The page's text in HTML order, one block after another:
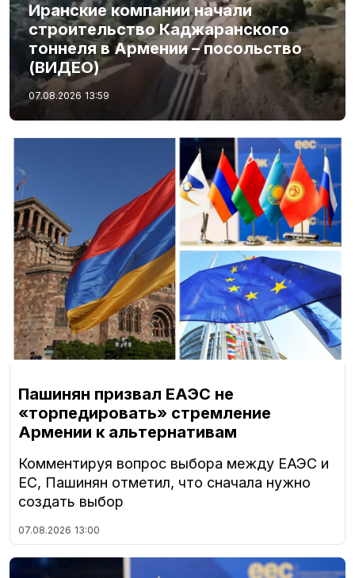
Иранские компании начали
строительство Каджаранского
тоннеля в Армении – посольство
(ВИДЕО)
07.08.2026 13:59
Пашинян призвал ЕАЭС не
«торпедировать» стремление
Армении к альтернативам
Комментируя вопрос выбора между ЕАЭС и
ЕС, Пашинян отметил, что сначала нужно
создать выбор
07.08.2026 13:00